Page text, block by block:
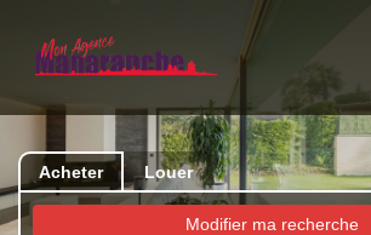
Acheter Louer
Modifier ma recherche